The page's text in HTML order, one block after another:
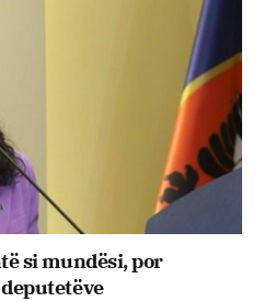
si mundësi, por